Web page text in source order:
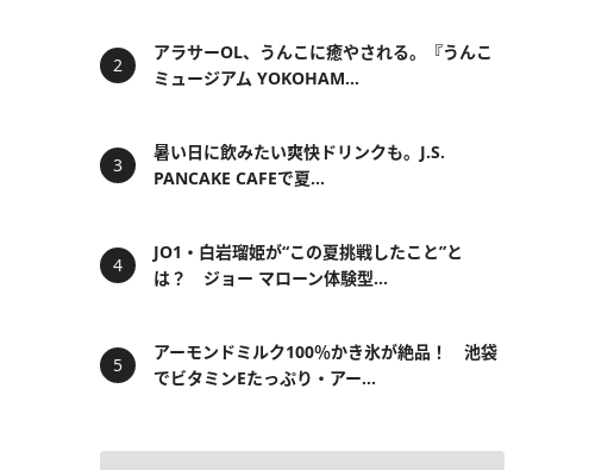
アラサーOL、うんこに癒やされる。『うんこ
ミュージアム YOKOHAM...
暑い日に飲みたい爽快ドリンクも。J.S.
PANCAKE CAFEで夏...
JO1・白岩瑠姫が“この夏挑戦したこと”と
は？ ジョー マローン体験型...
アーモンドミルク100％かき氷が絶品！ 池袋
でビタミンEたっぷり・アー...